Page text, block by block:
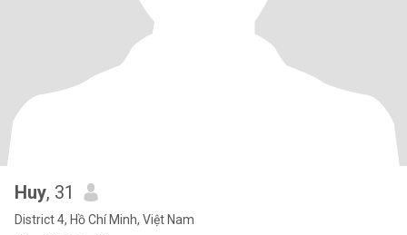
Huy, 31
District 4, Hồ Chí Minh, Việt Nam